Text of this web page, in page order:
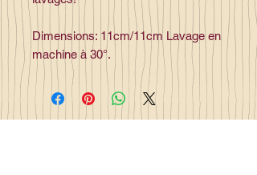
Dimensions: 11cm/11cm Lavage en
machine à 30°.